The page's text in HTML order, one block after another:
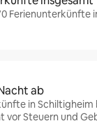
Ferienunterkünfte
ab
in Schiltigheim
vor Steuern und